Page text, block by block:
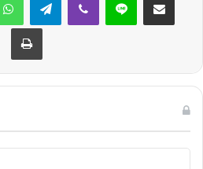
Yazdır